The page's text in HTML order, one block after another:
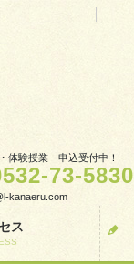
体験授業 申込受付中！
73-5830
kanaeru.com
ス